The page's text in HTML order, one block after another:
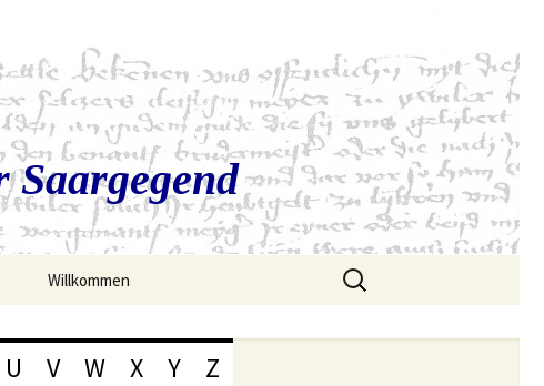
Willkommen
Suchen
nach:
U V W X Y Z